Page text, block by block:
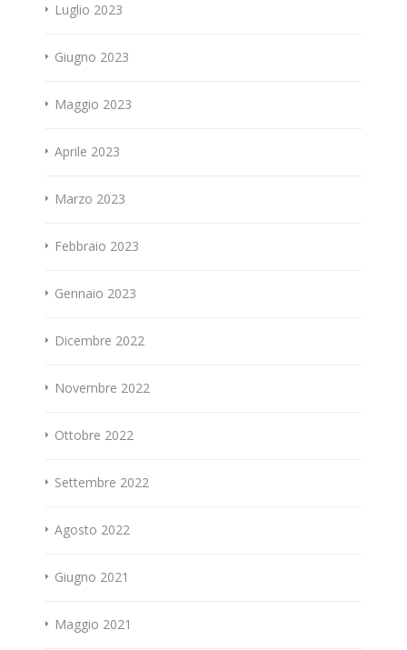
Luglio 2023
Giugno 2023
Maggio 2023
Aprile 2023
Marzo 2023
Febbraio 2023
Gennaio 2023
Dicembre 2022
Novembre 2022
Ottobre 2022
Settembre 2022
Agosto 2022
Giugno 2021
Maggio 2021